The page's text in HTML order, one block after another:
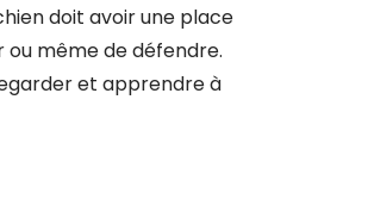
doit avoir une place
ou même de défendre.
et apprendre à